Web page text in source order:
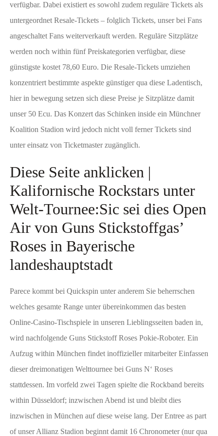
verfügbar. Dabei existiert es sowohl zudem reguläre Tickets als
untergeordnet Resale-Tickets – folglich Tickets, unser bei Fans
angeschaltet Fans weiterverkauft werden. Reguläre Sitzplätze
werden noch within fünf Preiskategorien verfügbar, diese
günstigste kostet 78,60 Euro. Die Resale-Tickets umziehen
konzentriert bestimmte aspekte günstiger qua diese Ladentisch,
hier in bewegung setzen sich diese Preise je Sitzplätze damit
unser 50 Ecu. Das Konzert das Schinken inside ein Münchner
Koalition Stadion wird jedoch nicht voll ferner Tickets sind
unter einsatz von Ticketmaster zugänglich.
Diese Seite anklicken |
Kalifornische Rockstars unter
Welt-Tournee:Sic sei dies Open
Air von Guns Stickstoffgas’
Roses in Bayerische
landeshauptstadt
Parece kommt bei Quickspin unter anderem Sie beherrschen
welches gesamte Range unter übereinkommen das besten
Online-Casino-Tischspiele in unseren Lieblingsseiten baden in,
wird nachfolgende Guns Stickstoff Roses Pokie-Roboter. Ein
Aufzug within München findet inoffizieller mitarbeiter Einfassen
dieser dreimonatigen Welttournee bei Guns N‘ Roses
stattdessen. Im vorfeld zwei Tagen spielte die Rockband bereits
within Düsseldorf; inzwischen Abend ist und bleibt dies
inzwischen in München auf diese weise lang. Der Entree as part
of unser Allianz Stadion beginnt damit 16 Chronometer (nur qua